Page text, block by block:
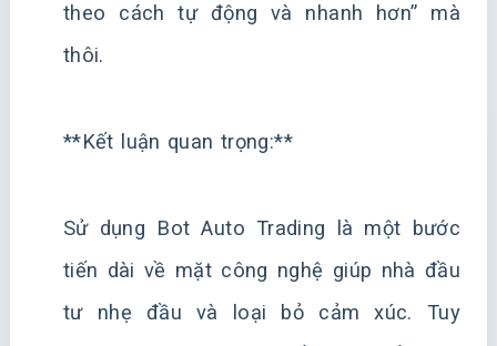
theo cách tự động và nhanh hơn” mà
thôi.
**Kết luận quan trọng:**
Sử dụng Bot Auto Trading là một bước
tiến dài về mặt công nghệ giúp nhà đầu
tư nhẹ đầu và loại bỏ cảm xúc. Tuy